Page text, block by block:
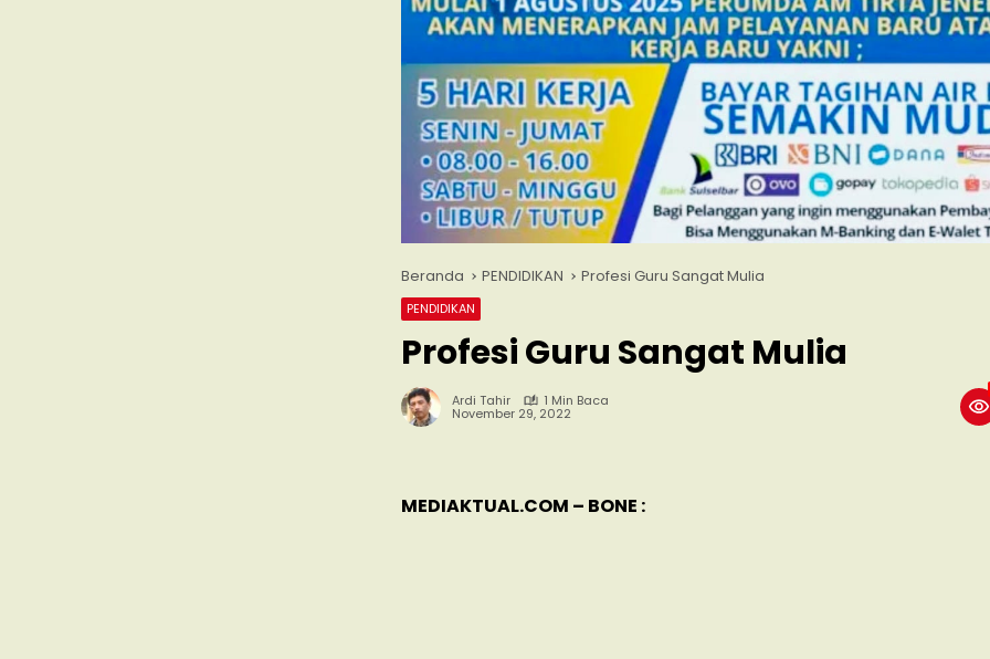
Beranda PENDIDIKAN Profesi Guru Sangat Mulia
PENDIDIKAN
Profesi Guru Sangat Mulia
Ardi Tahir 1 Min Baca
November 29, 2022
MEDIAKTUAL.COM – BONE :